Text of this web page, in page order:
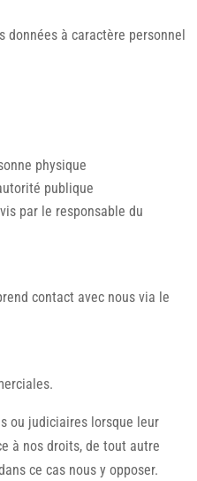
données à caractère personnel
physique
publique
par le responsable du
contact avec nous via le
ou judiciaires lorsque leur
à nos droits, de tout autre
ce cas nous y opposer.